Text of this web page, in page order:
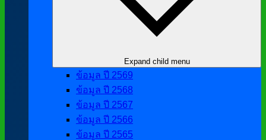
Expand child menu
ข้อมูล ปี 2569
ข้อมูล ปี 2568
ข้อมูล ปี 2567
ข้อมูล ปี 2566
ข้อมูล ปี 2565